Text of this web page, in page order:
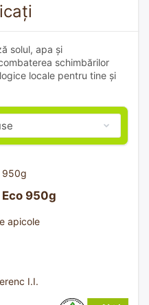
solul, apa și
schimbărilor
locale pentru tine și
950g
apicole
I.I.